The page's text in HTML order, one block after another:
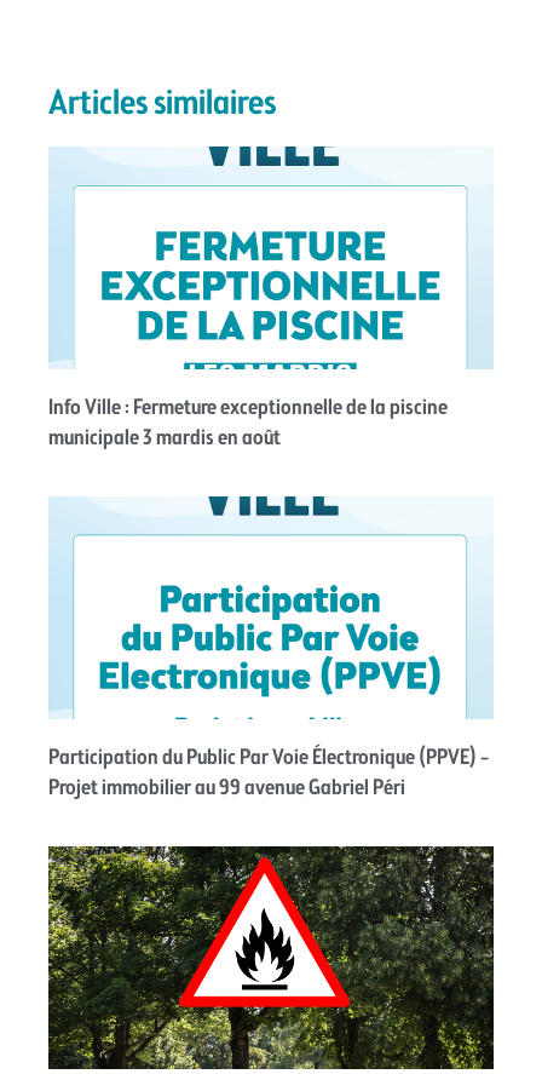
Articles similaires
Info Ville : Fermeture exceptionnelle de la piscine
municipale 3 mardis en août
Participation du Public Par Voie Électronique (PPVE) –
Projet immobilier au 99 avenue Gabriel Péri